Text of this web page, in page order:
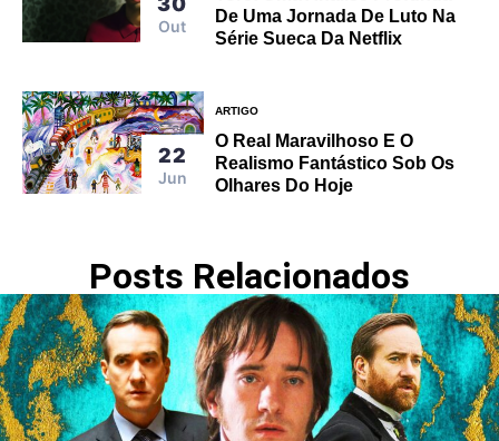
Out
De Uma Jornada De Luto Na
Série Sueca Da Netflix
22
Jun
ARTIGO
O Real Maravilhoso E O
Realismo Fantástico Sob Os
Olhares Do Hoje
Posts Relacionados